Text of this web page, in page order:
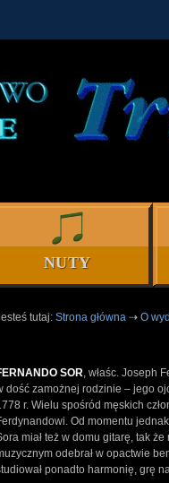
NUTY
tutaj: Strona główna ⇢ O
SOR , właśc. Joseph
dość zamożnej rodzinie – jego
r. Wielu spośród męskich
Od momentu
miał też w domu gitarę, tak
odebrał w opactwie
ponadto harmonię, grę